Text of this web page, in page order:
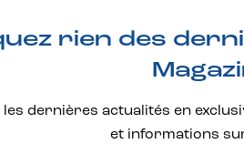
rien des
les dernières actualités en
et informations